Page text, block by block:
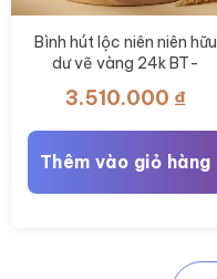
chọn
có
thể
được
chọn
trên
trang
Bình hút lộc niên niên hữu
dư vẽ vàng 24k BT-
3.510.000 ₫
Thêm vào giỏ hàng